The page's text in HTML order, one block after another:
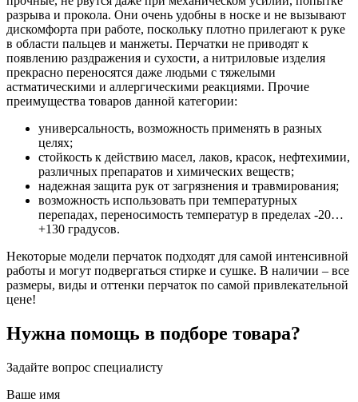
разрыва и прокола. Они очень удобны в носке и не вызывают
дискомфорта при работе, поскольку плотно прилегают к руке
в области пальцев и манжеты. Перчатки не приводят к
появлению раздражения и сухости, а нитриловые изделия
прекрасно переносятся даже людьми с тяжелыми
астматическими и аллергическими реакциями. Прочие
преимущества товаров данной категории:
универсальность, возможность применять в разных
целях;
стойкость к действию масел, лаков, красок, нефтехимии,
различных препаратов и химических веществ;
надежная защита рук от загрязнения и травмирования;
возможность использовать при температурных
перепадах, переносимость температур в пределах -20…
+130 градусов.
Некоторые модели перчаток подходят для самой интенсивной
работы и могут подвергаться стирке и сушке. В наличии – все
размеры, виды и оттенки перчаток по самой привлекательной
цене!
Нужна помощь в подборе товара?
Задайте вопрос специалисту
Ваше имя